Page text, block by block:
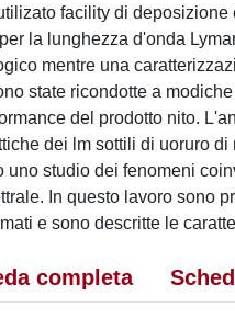
facility di
la lunghezza d'onda
mentre una
state ricondotte a
del prodotto nito.
dei lm sottili di uoruro
uno studio dei fenomeni
In questo lavoro sono
e sono descritte le
completa